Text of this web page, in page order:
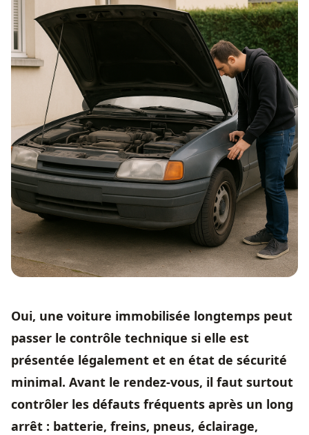
Oui, une voiture immobilisée longtemps peut
passer le contrôle technique si elle est
présentée légalement et en état de sécurité
minimal. Avant le rendez-vous, il faut surtout
contrôler les défauts fréquents après un long
arrêt : batterie, freins, pneus, éclairage,